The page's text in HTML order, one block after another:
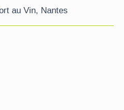
au Vin, Nantes